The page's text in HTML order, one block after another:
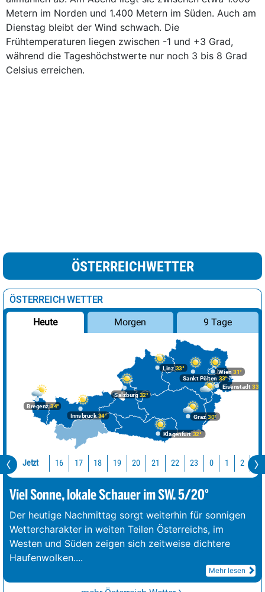
Metern im Norden und 1.400 Metern im Süden. Auch am
Dienstag bleibt der Wind schwach. Die
Frühtemperaturen liegen zwischen -1 und +3 Grad,
während die Tageshöchstwerte nur noch 3 bis 8 Grad
Celsius erreichen.
ÖSTERREICHWETTER
ÖSTERREICH WETTER
Heute Morgen 9 Tage
Bregenz34°
Graz30°
Innsbruck34°
Klagenfurt 32°
Linz33°
Salzburg32°
Wien 31°
Eisenstadt 33°
Sankt Pölten 33°
Jetzt 16 17 18 19 20 21 22 23 0 1 2 3
Viel Sonne, lokale Schauer im SW. 5/20°
Der heutige Nachmittag sorgt weiterhin für sonnigen
Wettercharakter in weiten Teilen Österreichs, im
Westen und Süden zeigen sich zeitweise dichtere
Haufenwolken....
Mehr lesen